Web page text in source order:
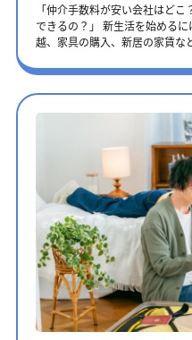
日や早朝、夜間の時間帯を選
られる場合があります。引越
スが異なるため、複数社から見
す。テレルームでは、引越し業
す。 家具家電の購入 新生活のスタートに必要な家具家電は、基本的
なものだけでも20～30万円程度
は一人暮らし用のコンパクトな
い」「すぐに買い替えが必要に
使う予定のものは、生活スタイ
ょう。冷蔵庫、洗濯機、ベッ
必ず確認すべきことがあります。 ・部屋の間取りと設置スペー
家具家電を快適に使用できる十分な
（エレベーター、階段、玄関
めるか これらの確認を怠ると、せっかく購入した家具や家電が部屋
に入らないといったトラブル
物の場合、エレベーターのサイ
や家電の搬入に適していない
です。 一人暮らしの準備｜入居前後の手続き 一人暮らしを始める際
は、想像以上に多くの手続きが
「仲介手数料が安い会社はどこ？」 「どうすれば仲介手数料
できるの？」 新生活を始めるにはさまざまな費用がかかるもの。引
越、家具の購入、新居の家賃な
えている方もいるでしょう。 この記事では、仲介手数料が安い会社
や費用を抑えられる理由を紹介します。 仲介手数料
用を抑えて新生活準備を進めた
仲介手数料が安い・かからない理由 仲介手数料は、一般的
1ヶ月分が相場と言われます。 しかし不動産会社の競争によって、
0.5ヶ月分もしくは実質ゼロというケ
値引きができるのは… ・自社物件・管理物件のため ・広告費で収益
が確保できているため などの理由が考えられます。 自社物件・管理
物件のため 不動産会社が保有している物件の場合、入居者が決まれ
ばその後安定的に賃料の収入
は、仲介手数料を安く設定す
を下げて、結果的に長期間にわたる
から管理を任されている物件
途支払われるため、不動産会
ているケースも珍しくありません。 広告費で収益が確保で
ため 賃貸物件の中で不動産会社や賃貸サイトに閲覧できるように情